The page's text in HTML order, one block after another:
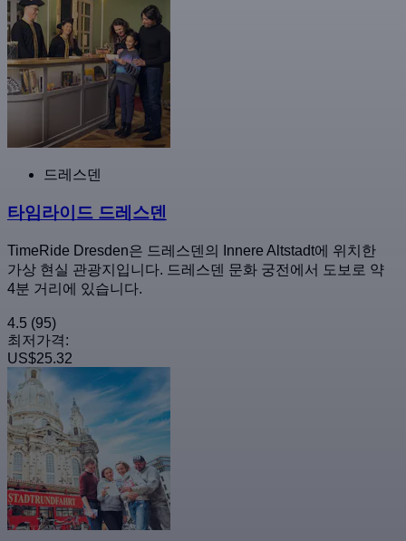
드레스덴
타임라이드 드레스덴
TimeRide Dresden은 드레스덴의 Innere Altstadt에 위치한
가상 현실 관광지입니다. 드레스덴 문화 궁전에서 도보로 약
4분 거리에 있습니다.
4.5 (95)
최저가격:
US$25.32